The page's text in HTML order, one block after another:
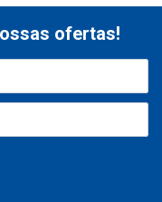
ofertas!